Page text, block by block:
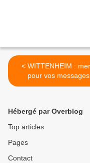
< WITTENHEIM : merci
pour vos messages
Hébergé par Overblog
Top articles
Pages
Contact